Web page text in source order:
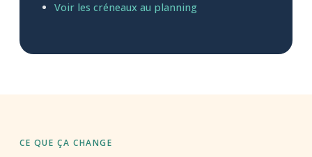
Voir les créneaux au planning
CE QUE ÇA CHANGE